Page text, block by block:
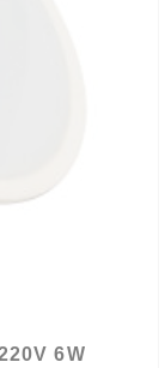
6W